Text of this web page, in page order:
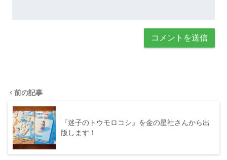
前の記事
『迷子のトウモロコシ』を金の星社さんから出
版します！